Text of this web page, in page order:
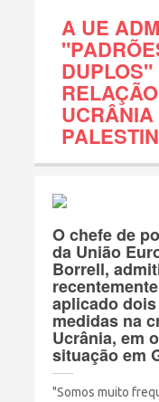
A UE
DUPLOS"
UCRÂNIA
O chefe de
da União
Borrell,
aplicado
medidas na
Ucrânia, em
situação em
"Somos muito